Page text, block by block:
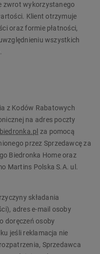
zwrot wykorzystanego
Klient otrzymuje
oraz formie płatności,
wszystkich
z Kodów Rabatowych
na adres poczty
za pomocą
przez Sprzedawcę za
Biedronka Home oraz
Martins Polska S.A. ul.
składania
adres e-mail osoby
doręczeń osoby
jeśli reklamacja nie
Sprzedawca